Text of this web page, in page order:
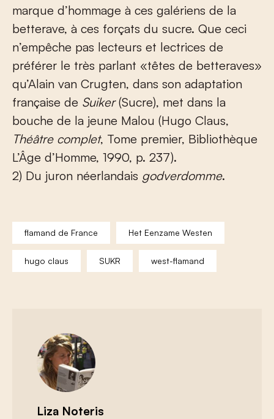
marque d’hommage à ces galériens de la
betterave, à ces forçats du sucre. Que ceci
n’empêche pas lecteurs et lectrices de
préférer le très parlant «têtes de betteraves»
qu’Alain van Crugten, dans son adaptation
française de Suiker(Sucre), met dans la
bouche de la jeune Malou (Hugo Claus,
Théâtre complet, Tome premier, Bibliothèque
L’Âge d’Homme, 1990, p. 237).
2) Du juron néerlandais godverdomme.
flamand de France Het Eenzame Westen
hugo claus SUKR west-flamand
Liza Noteris